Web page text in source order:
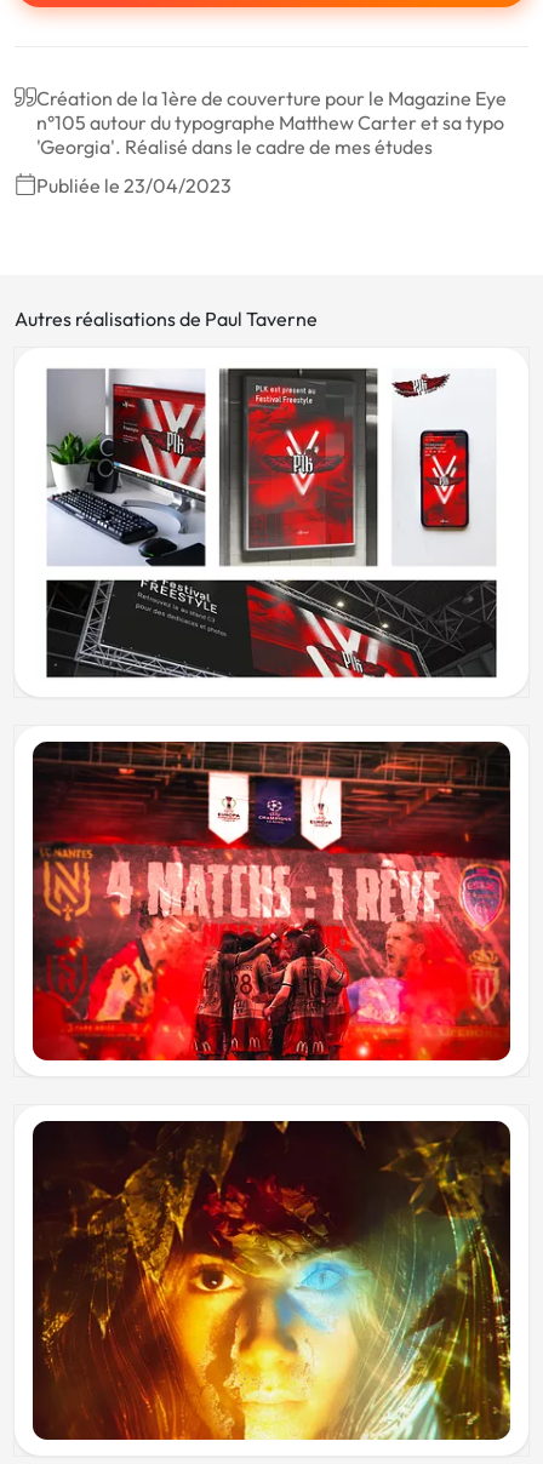
Création de la 1ère de couverture pour le Magazine Eye
n°105 autour du typographe Matthew Carter et sa typo
'Georgia'. Réalisé dans le cadre de mes études
Publiée le 23/04/2023
Autres réalisations de Paul Taverne